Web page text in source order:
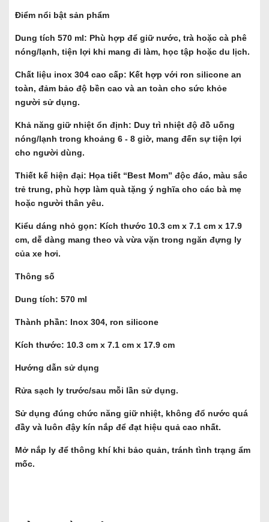
Điểm nổi bật sản phẩm
Dung tích 570 ml: Phù hợp để giữ nước, trà hoặc cà phê
nóng/lạnh, tiện lợi khi mang đi làm, học tập hoặc du lịch.
Chất liệu inox 304 cao cấp: Kết hợp với ron silicone an
toàn, đảm bảo độ bền cao và an toàn cho sức khỏe
người sử dụng.
Khả năng giữ nhiệt ổn định: Duy trì nhiệt độ đồ uống
nóng/lạnh trong khoảng 6 - 8 giờ, mang đến sự tiện lợi
cho người dùng.
Thiết kế hiện đại: Họa tiết “Best Mom” độc đáo, màu sắc
trẻ trung, phù hợp làm quà tặng ý nghĩa cho các bà mẹ
hoặc người thân yêu.
Kiểu dáng nhỏ gọn: Kích thước 10.3 cm x 7.1 cm x 17.9
cm, dễ dàng mang theo và vừa vặn trong ngăn đựng ly
của xe hơi.
Thông số
Dung tích: 570 ml
Thành phần: Inox 304, ron silicone
Kích thước: 10.3 cm x 7.1 cm x 17.9 cm
Hướng dẫn sử dụng
Rửa sạch ly trước/sau mỗi lần sử dụng.
Sử dụng đúng chức năng giữ nhiệt, không đổ nước quá
đầy và luôn đậy kín nắp để đạt hiệu quả cao nhất.
Mở nắp ly để thông khí khi bảo quản, tránh tình trạng ẩm
mốc.